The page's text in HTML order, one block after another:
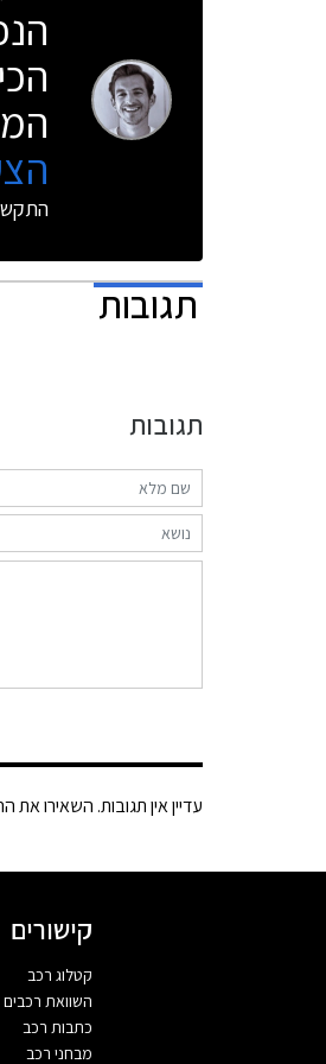
תגובות
תגובות
עדיין אין תגובות. השאירו
קישורים
קטלוג רכב
השוואת רכבים
כתבות רכב
מבחני רכב